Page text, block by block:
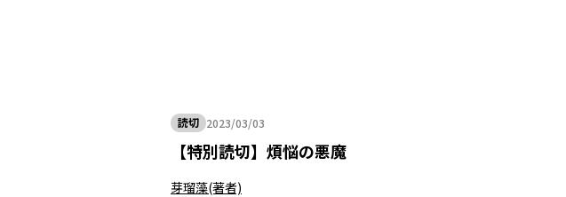
読切 2023/03/03
2023年03月03日
【特別読切】 煩悩の悪魔
芽瑠藻(著者)